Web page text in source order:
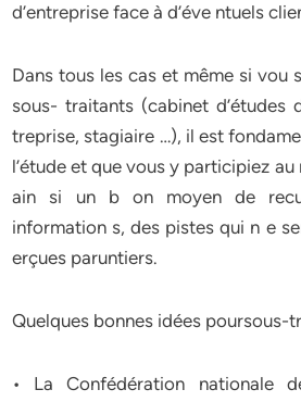
d’entreprise face à d’éve ntuels
Dans tous les cas et même si vou
sous- traitants (cabinet d’études
treprise, stagiaire …), il est
l’étude et que vous y participiez au
ain si un b on moyen de
information s, des pistes qui n e
erçues paruntiers.
Quelques bonnes idées poursous-
• La Confédération nationale